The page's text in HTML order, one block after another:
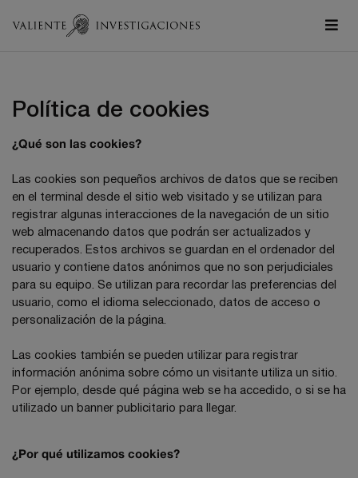
Política de cookies
¿Qué son las cookies?
Las cookies son pequeños archivos de datos que se reciben
en el terminal desde el sitio web visitado y se utilizan para
registrar algunas interacciones de la navegación de un sitio
web almacenando datos que podrán ser actualizados y
recuperados. Estos archivos se guardan en el ordenador del
usuario y contiene datos anónimos que no son perjudiciales
para su equipo. Se utilizan para recordar las preferencias del
usuario, como el idioma seleccionado, datos de acceso o
personalización de la página.
Las cookies también se pueden utilizar para registrar
información anónima sobre cómo un visitante utiliza un sitio.
Por ejemplo, desde qué página web se ha accedido, o si se ha
utilizado un banner publicitario para llegar.
¿Por qué utilizamos cookies?